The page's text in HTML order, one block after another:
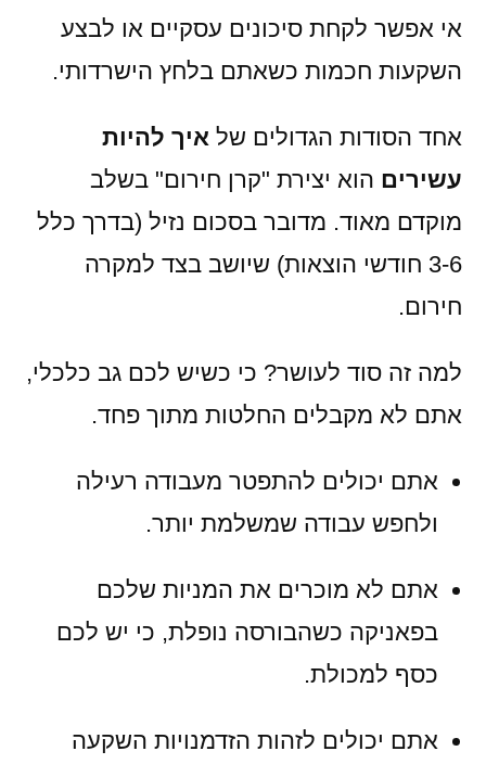
אי אפשר לקחת סיכונים עסקיים או לבצע
השקעות חכמות כשאתם בלחץ הישרדותי.
אחד הסודות הגדולים של איך להיות
עשירים הוא יצירת "קרן חירום" בשלב
מוקדם מאוד. מדובר בסכום נזיל (בדרך כלל
3-6 חודשי הוצאות) שיושב בצד למקרה
חירום.
למה זה סוד לעושר? כי כשיש לכם גב כלכלי,
אתם לא מקבלים החלטות מתוך פחד.
אתם יכולים להתפטר מעבודה רעילה
ולחפש עבודה שמשלמת יותר.
אתם לא מוכרים את המניות שלכם
בפאניקה כשהבורסה נופלת, כי יש לכם
כסף למכולת.
אתם יכולים לזהות הזדמנויות השקעה